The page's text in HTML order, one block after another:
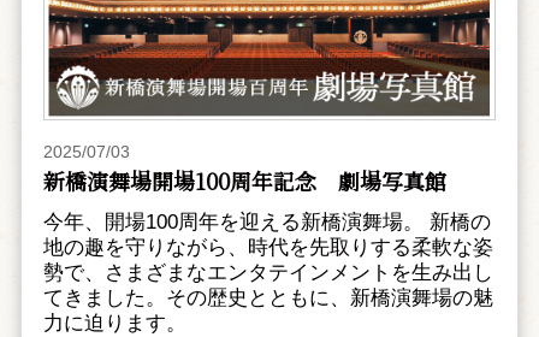
2025/07/03
新橋演舞場開場100周年記念 劇場写真館
今年、開場100周年を迎える新橋演舞場。 新橋の
地の趣を守りながら、時代を先取りする柔軟な姿
勢で、さまざまなエンタテインメントを生み出し
てきました。その歴史とともに、新橋演舞場の魅
力に迫ります。